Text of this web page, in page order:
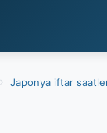
Japonya iftar